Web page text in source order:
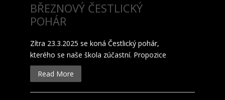
BŘEZNOVÝ ČESTLICKÝ
POHÁR
Zítra 23.3.2025 se koná Čestlický pohár,
kterého se naše škola zúčastní. Propozice
Read More